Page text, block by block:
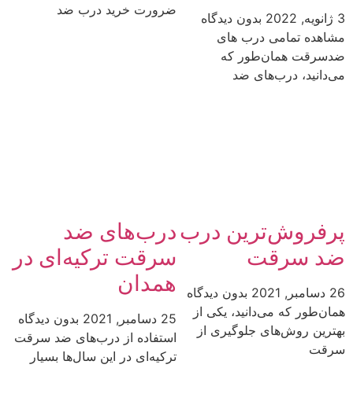
3 ژانویه, 2022
بدون دیدگاه
مشاهده تمامی درب های
ضدسرقت همان‌طور که
می‌دانید، درب‌های ضد
ضرورت خرید درب ضد
پرفروش‌ترین درب
ضد سرقت
26 دسامبر, 2021
بدون دیدگاه
همان‌طور که می‌دانید، یکی از
بهترین روش‌های جلوگیری از
سرقت
درب‌های ضد
سرقت ترکیه‌ای در
همدان
25 دسامبر, 2021
بدون دیدگاه
استفاده از درب‌های ضد سرقت
ترکیه‌ای در این سال‌ها بسیار